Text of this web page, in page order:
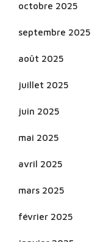
octobre 2025
septembre 2025
août 2025
juillet 2025
juin 2025
mai 2025
avril 2025
mars 2025
février 2025